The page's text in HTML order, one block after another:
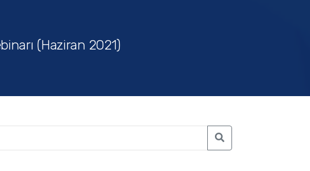
(Haziran 2021)